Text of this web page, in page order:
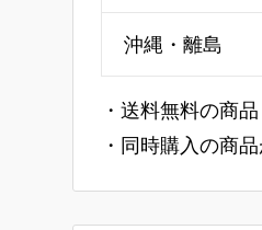
沖縄・離島
・送料無料の商
・同時購入の商